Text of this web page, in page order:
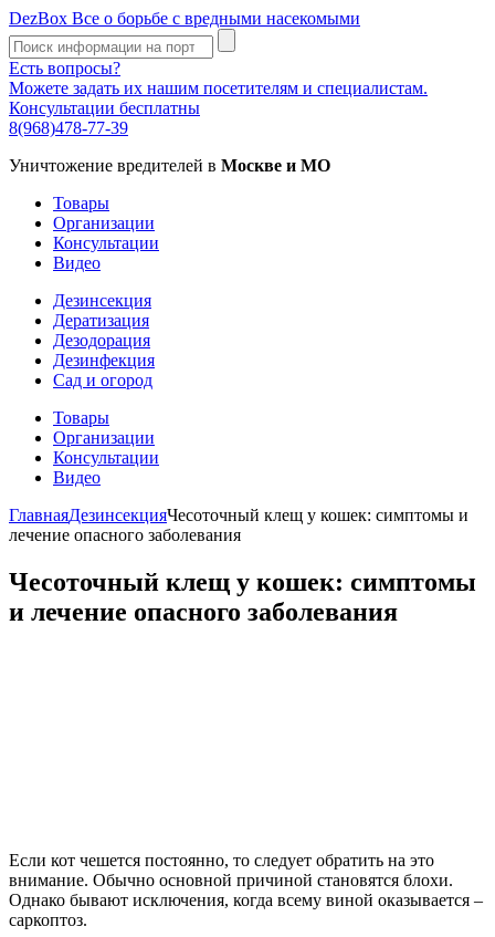
DezBox Все о борьбе с вредными насекомыми
Есть вопросы?
Можете задать их нашим посетителям и специалистам.
Консультации бесплатны
8(968)478-77-39
Уничтожение вредителей в Москве и МО
Товары
Организации
Консультации
Видео
Дезинсекция
Дератизация
Дезодорация
Дезинфекция
Сад и огород
Товары
Организации
Консультации
Видео
ГлавнаяДезинсекцияЧесоточный клещ у кошек: симптомы и
лечение опасного заболевания
Чесоточный клещ у кошек: симптомы
и лечение опасного заболевания
Если кот чешется постоянно, то следует обратить на это
внимание. Обычно основной причиной становятся блохи.
Однако бывают исключения, когда всему виной оказывается –
саркоптоз.